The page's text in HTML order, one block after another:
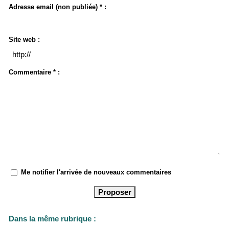
Adresse email (non publiée) * :
Site web :
Commentaire * :
Me notifier l'arrivée de nouveaux commentaires
Dans la même rubrique :